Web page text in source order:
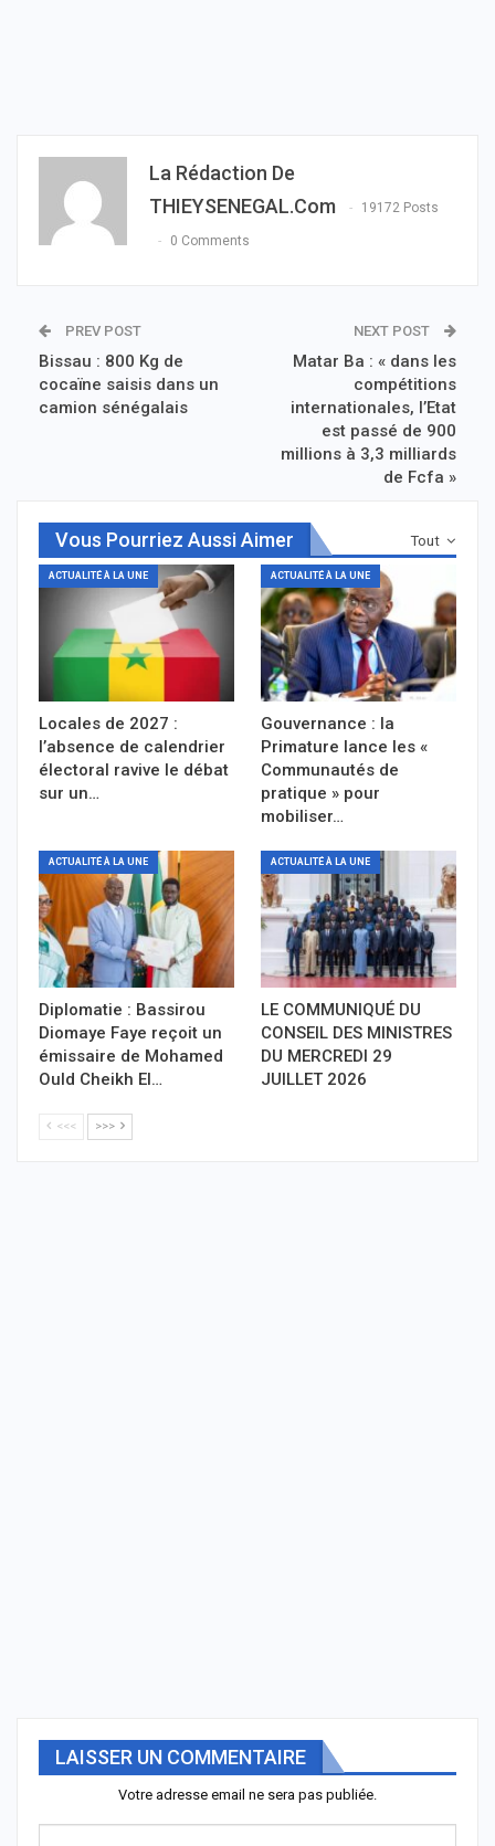
La Rédaction De
THIEYSENEGAL.com
19172 Posts
0 Comments
PREV POST
Bissau : 800 Kg de
cocaïne saisis dans un
camion sénégalais
NEXT POST
Matar Ba : « dans les
compétitions
internationales, l’Etat
est passé de 900
millions à 3,3 milliards
de Fcfa »
Tout
Vous Pourriez Aussi Aimer
ACTUALITÉ À LA UNE
Locales de 2027 :
l’absence de calendrier
électoral ravive le débat
sur un…
ACTUALITÉ À LA UNE
Gouvernance : la
Primature lance les «
Communautés de
pratique » pour
mobiliser…
ACTUALITÉ À LA UNE
Diplomatie : Bassirou
Diomaye Faye reçoit un
émissaire de Mohamed
Ould Cheikh El…
ACTUALITÉ À LA UNE
LE COMMUNIQUÉ DU
CONSEIL DES MINISTRES
DU MERCREDI 29
JUILLET 2026
<<< >>>
LAISSER UN COMMENTAIRE
Votre adresse email ne sera pas publiée.